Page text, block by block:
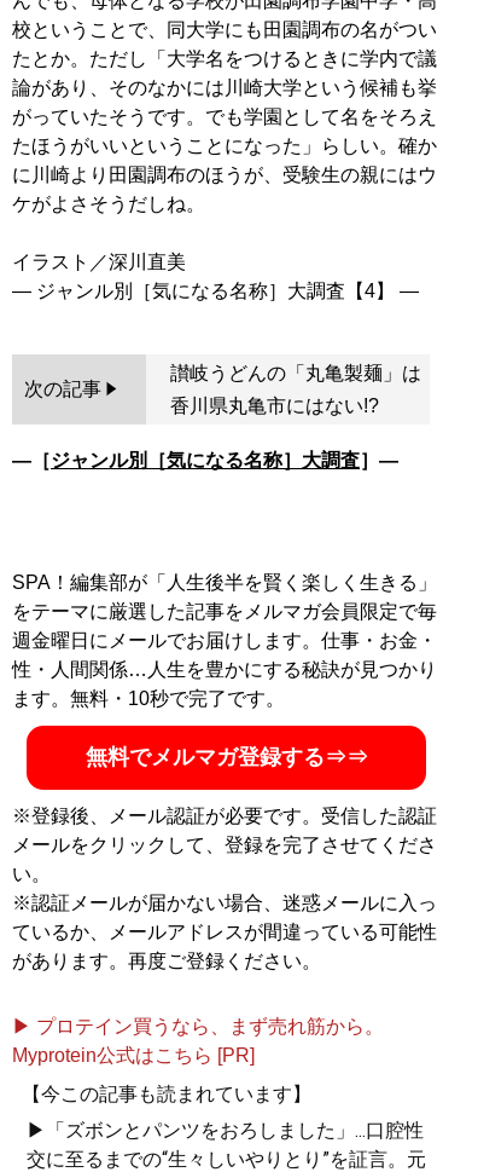
校ということで、同大学にも田園調布の名がつい
たとか。ただし「大学名をつけるときに学内で議
論があり、そのなかには川崎大学という候補も挙
がっていたそうです。でも学園として名をそろえ
たほうがいいということになった」らしい。確か
に川崎より田園調布のほうが、受験生の親にはウ
ケがよさそうだしね。
イラスト／深川直美
次の記事
讃岐うどんの「丸亀製麺」は
香川県丸亀市にはない!?
―［ジャンル別［気になる名称］大調査］―
SPA！編集部が「人生後半を賢く楽しく生きる」
をテーマに厳選した記事をメルマガ会員限定で毎
週金曜日にメールでお届けします。仕事・お金・
性・人間関係…人生を豊かにする秘訣が見つかり
ます。無料・10秒で完了です。
無料でメルマガ登録する⇒⇒
※登録後、メール認証が必要です。受信した認証
メールをクリックして、登録を完了させてくださ
い。
※認証メールが届かない場合、迷惑メールに入っ
ているか、メールアドレスが間違っている可能性
があります。再度ご登録ください。
▶ プロテイン買うなら、まず売れ筋から。
Myprotein公式はこちら [PR]
【今この記事も読まれています】
▶「ズボンとパンツをおろしました」...口腔性
交に至るまでの“生々しいやりとり”を証言。元